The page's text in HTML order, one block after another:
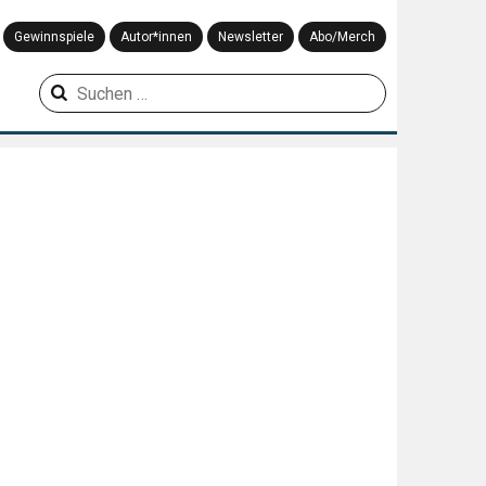
Gewinnspiele Autor*innen Newsletter Abo/Merch
Suchen
nach: